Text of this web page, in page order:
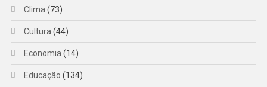
Clima (73)
Cultura (44)
Economia (14)
Educação (134)